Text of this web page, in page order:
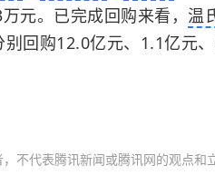
元。已完成回购来看， 温
回购12.0亿元、1.1亿元、
不代表腾讯新闻或腾讯网的观点和